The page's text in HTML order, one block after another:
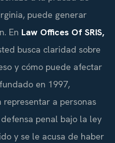
puede generar
En Law Offices Of SRIS,
busca claridad sobre
y cómo puede afectar
en 1997,
a personas
penal bajo la ley
y se le acusa de haber